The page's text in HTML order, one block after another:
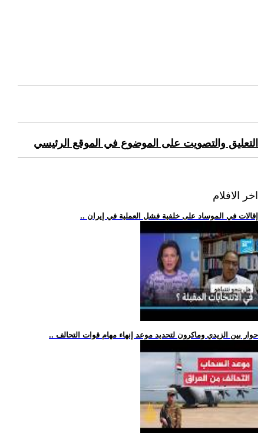
التعليق والتصويت على الموضوع في الموقع الرئيسي
اخر الافلام
.. إقالات في الموساد على خلفية فشل العملية في إيران
.. حوار بين الزيدي وماكرون لتحديد موعد إنهاء مهام قوات التحالف